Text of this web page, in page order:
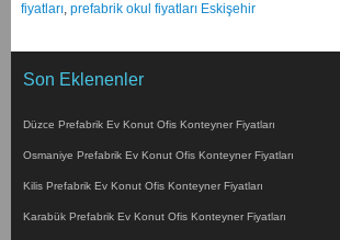
fiyatları, prefabrik okul fiyatları Eskişehir
Son Eklenenler
Düzce Prefabrik Ev Konut Ofis Konteyner Fiyatları
Osmaniye Prefabrik Ev Konut Ofis Konteyner Fiyatları
Kilis Prefabrik Ev Konut Ofis Konteyner Fiyatları
Karabük Prefabrik Ev Konut Ofis Konteyner Fiyatları